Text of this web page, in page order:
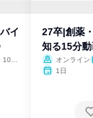
イ
10
27卒|創薬
知る15分
オンライン
1日